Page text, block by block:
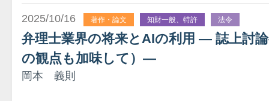
2025/10/16 著作・論文 知財一般、特許 法令
弁理士業界の将来とAIの利用 ― 誌上討
の観点も加味して）―
岡本 義則